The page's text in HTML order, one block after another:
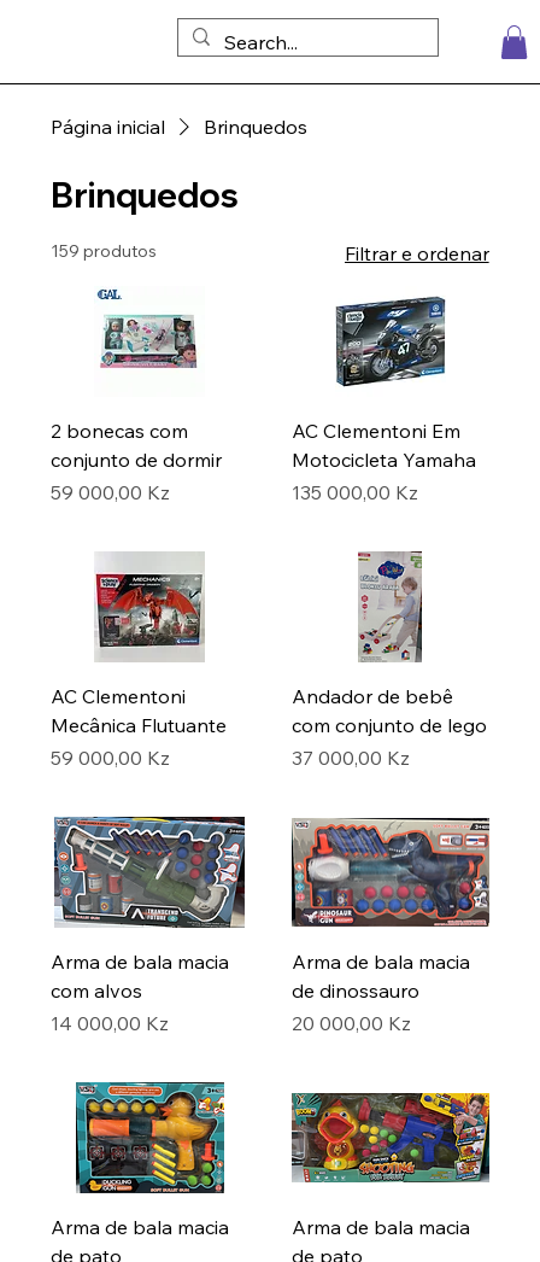
Página inicial Brinquedos
Brinquedos
159 produtos Filtrar e ordenar
2 bonecas com
conjunto de dormir
Preço
59 000,00 Kz
AC Clementoni Em
Motocicleta Yamaha
Preço
135 000,00 Kz
AC Clementoni
Mecânica Flutuante
Preço
59 000,00 Kz
Andador de bebê
com conjunto de lego
Preço
37 000,00 Kz
Arma de bala macia
com alvos
Preço
14 000,00 Kz
Arma de bala macia
de dinossauro
Preço
20 000,00 Kz
Arma de bala macia
de pato
Arma de bala macia
de pato